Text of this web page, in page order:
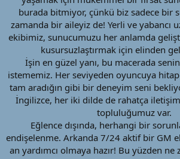
burada bitmiyor, çünkü biz sadece bir
zamanda bir aileyiz de! Yerli ve yabancı
ekibimiz, sunucumuzu her anlamda
kusursuzlaştırmak için elinden
İşin en güzel yanı, bu macerada
istememiz. Her seviyeden oyuncuya
tam aradığın gibi bir deneyim seni
İngilizce, her iki dilde de rahatça
topluluğumuz var.
Eğlence dışında, herhangi bir
endişelenme. Arkanda 7/24 aktif bir GM
an yardımcı olmaya hazır! Bu yüzden